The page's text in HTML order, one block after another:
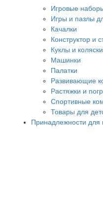
Игровые
Игры и пазлы
Качалки
Конструктор и
Куклы и
Машинки
Палатки
Развивающие
Растяжки и
Спортивные
Товары для
Принадлежности для